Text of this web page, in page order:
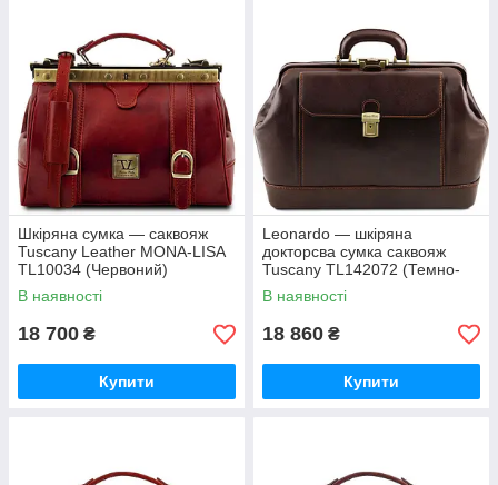
Шкіряна сумка — саквояж
Tuscany Leather MONA-LISA
TL10034 (Червоний)
В наявності
18 700 ₴
Купити
Leonardo — шкіряна
докторсва сумка саквояж
Tuscany TL142072 (Темно-
коричневий)
В наявності
18 860 ₴
Купити